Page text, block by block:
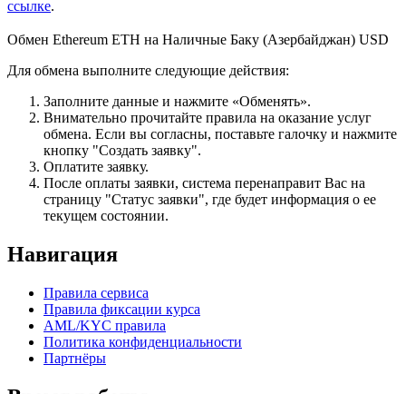
ссылке.
Обмен Ethereum ETH на Наличные Баку (Азербайджан) USD
Для обмена выполните следующие действия:
Заполните данные и нажмите «Обменять».
Внимательно прочитайте правила на оказание услуг
обмена. Если вы согласны, поставьте галочку и нажмите
кнопку "Создать заявку".
Оплатите заявку.
После оплаты заявки, система перенаправит Вас на
страницу "Статус заявки", где будет информация о ее
текущем состоянии.
Навигация
Правила сервиса
Правила фиксации курса
AML/KYC правила
Политика конфиденциальности
Партнёры